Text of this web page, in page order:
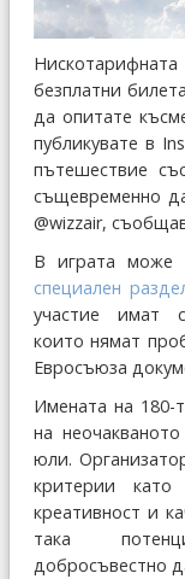
Нискотарифната
безплатни
да опитате
публикувате в
пътешествие
същевременно
@wizzair,
В играта може
специален
участие имат
които нямат
Евросъюза
Имената на 180-
на
юли.
критерии като
креативност и
така
добросъвестно